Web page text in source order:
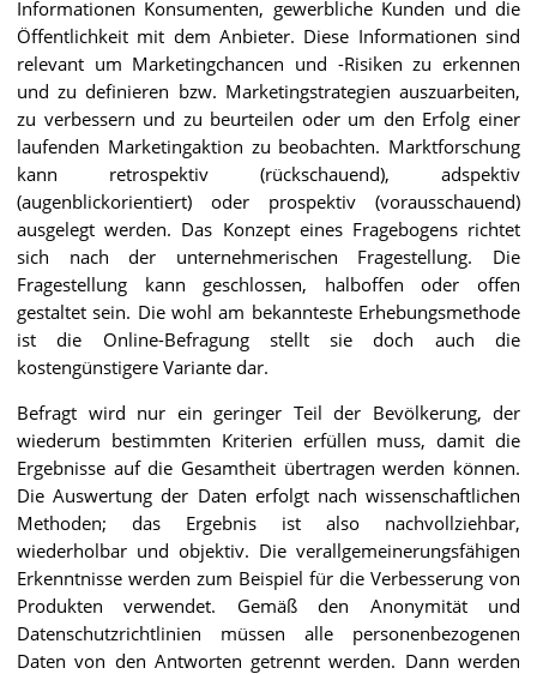
Informationen Konsumenten, gewerbliche Kunden und die
Öffentlichkeit mit dem Anbieter. Diese Informationen sind
relevant um Marketingchancen und -Risiken zu erkennen
und zu definieren bzw. Marketingstrategien auszuarbeiten,
zu verbessern und zu beurteilen oder um den Erfolg einer
laufenden Marketingaktion zu beobachten. Marktforschung
kann retrospektiv (rückschauend), adspektiv
(augenblickorientiert) oder prospektiv (vorausschauend)
ausgelegt werden. Das Konzept eines Fragebogens richtet
sich nach der unternehmerischen Fragestellung. Die
Fragestellung kann geschlossen, halboffen oder offen
gestaltet sein. Die wohl am bekannteste Erhebungsmethode
ist die Online-Befragung stellt sie doch auch die
kostengünstigere Variante dar.
Befragt wird nur ein geringer Teil der Bevölkerung, der
wiederum bestimmten Kriterien erfüllen muss, damit die
Ergebnisse auf die Gesamtheit übertragen werden können.
Die Auswertung der Daten erfolgt nach wissenschaftlichen
Methoden; das Ergebnis ist also nachvollziehbar,
wiederholbar und objektiv. Die verallgemeinerungsfähigen
Erkenntnisse werden zum Beispiel für die Verbesserung von
Produkten verwendet. Gemäß den Anonymität und
Datenschutzrichtlinien müssen alle personenbezogenen
Daten von den Antworten getrennt werden. Dann werden